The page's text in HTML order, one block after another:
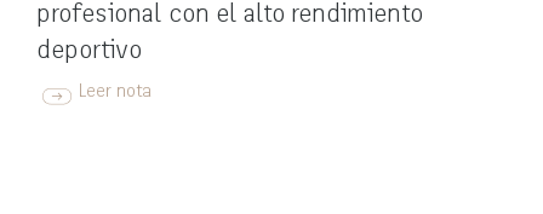
profesional con el alto rendimiento
deportivo
Leer nota